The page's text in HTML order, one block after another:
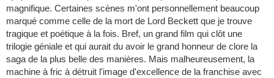
magnifique. Certaines scènes m'ont personnellement beaucoup
marqué comme celle de la mort de Lord Beckett que je trouve
tragique et poétique à la fois. Bref, un grand film qui clôt une
trilogie géniale et qui aurait du avoir le grand honneur de clore la
saga de la plus belle des manières. Mais malheureusement, la
machine à fric à détruit l'image d'excellence de la franchise avec